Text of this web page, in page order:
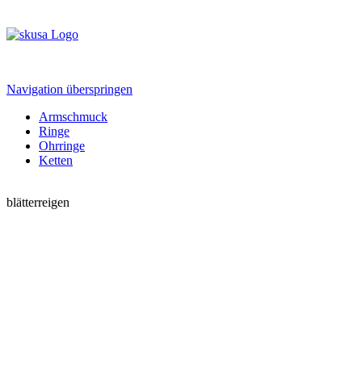
Navigation überspringen
Armschmuck
Ringe
Ohrringe
Ketten
blätterreigen